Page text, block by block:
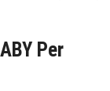
Per